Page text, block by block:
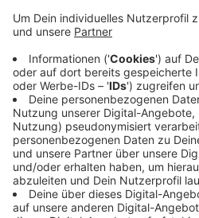
kurz untersucht. Kleine
der Organisatoren. Nur
Arbeiten müssten demnach
vergangenen Jahren waren
fünften Auto falsch
oder zu niedrig. Das sei
kommende Fahrzeuge
Straße nicht richtig
Anzeige